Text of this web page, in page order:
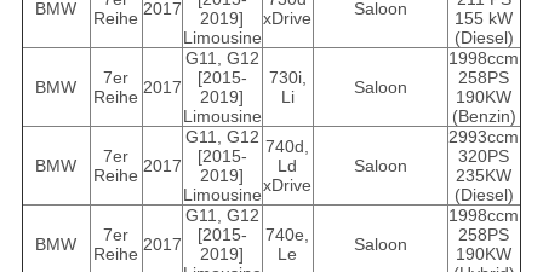
BMW
Reihe 2017
2019]
Limousine
xDrive
Saloon
155 kW
(Diesel)
BMW
7er
Reihe 2017
G11, G12
[2015-
2019]
Limousine
730i,
Li
Saloon
1998ccm
258PS
190KW
(Benzin)
BMW
7er
Reihe 2017
G11, G12
[2015-
2019]
Limousine
740d,
Ld
xDrive
Saloon
2993ccm
320PS
235KW
(Diesel)
BMW
7er
Reihe 2017
G11, G12
[2015-
2019]
740e,
Le
Saloon
1998ccm
258PS
190KW